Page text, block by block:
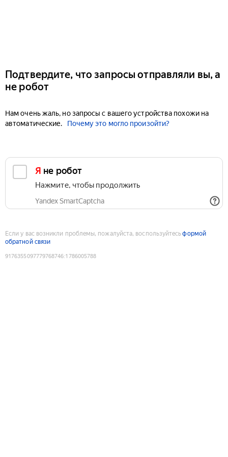
Подтвердите, что запросы отправляли вы, а
не робот
Нам очень жаль, но запросы с вашего устройства похожи на
автоматические.
Почему это могло произойти?
Я не робот
Нажмите, чтобы продолжить
Yandex SmartCaptcha
Если у вас возникли проблемы, пожалуйста, воспользуйтесьформой
обратной связи
9176355097779768746:1786005788